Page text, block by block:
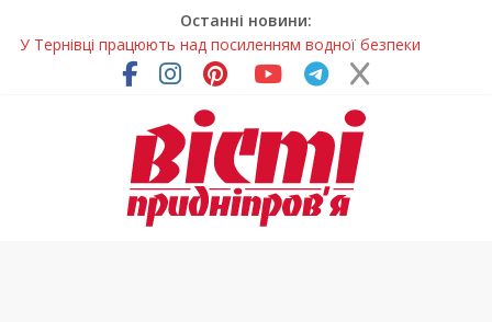
Останні новини:
У Тернівці працюють над посиленням водної безпеки
На Дніпропетровщині різко зросла кількість пожеж в
У Самарі провели незвичайний майстер-клас
Світлові рішення майстрів із Дніпра визнали найкращими в
Засинання після півночі може негативно впливати на